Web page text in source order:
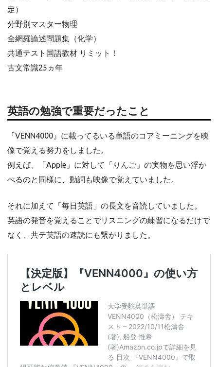
定）
分野別マスター物理
全網羅論述問題集（化学）
共通テスト国語教材 リミット！
古文常識25ヵ年
英語の勉強で重要だったこと
『VENN4000』に載ってるいる単語のコアミーニングを映
像で覚える努力をしました。
例えば、「Apple」に対して「りんご」の実物を思い浮か
べるのと同様に、動詞も映像で覚えていました。
それに加えて「毎日英語」の長文を音読していました。
英語の発音を覚えることでリスニングの練習になるだけで
なく、共テ英語の速読にも繋がりました。